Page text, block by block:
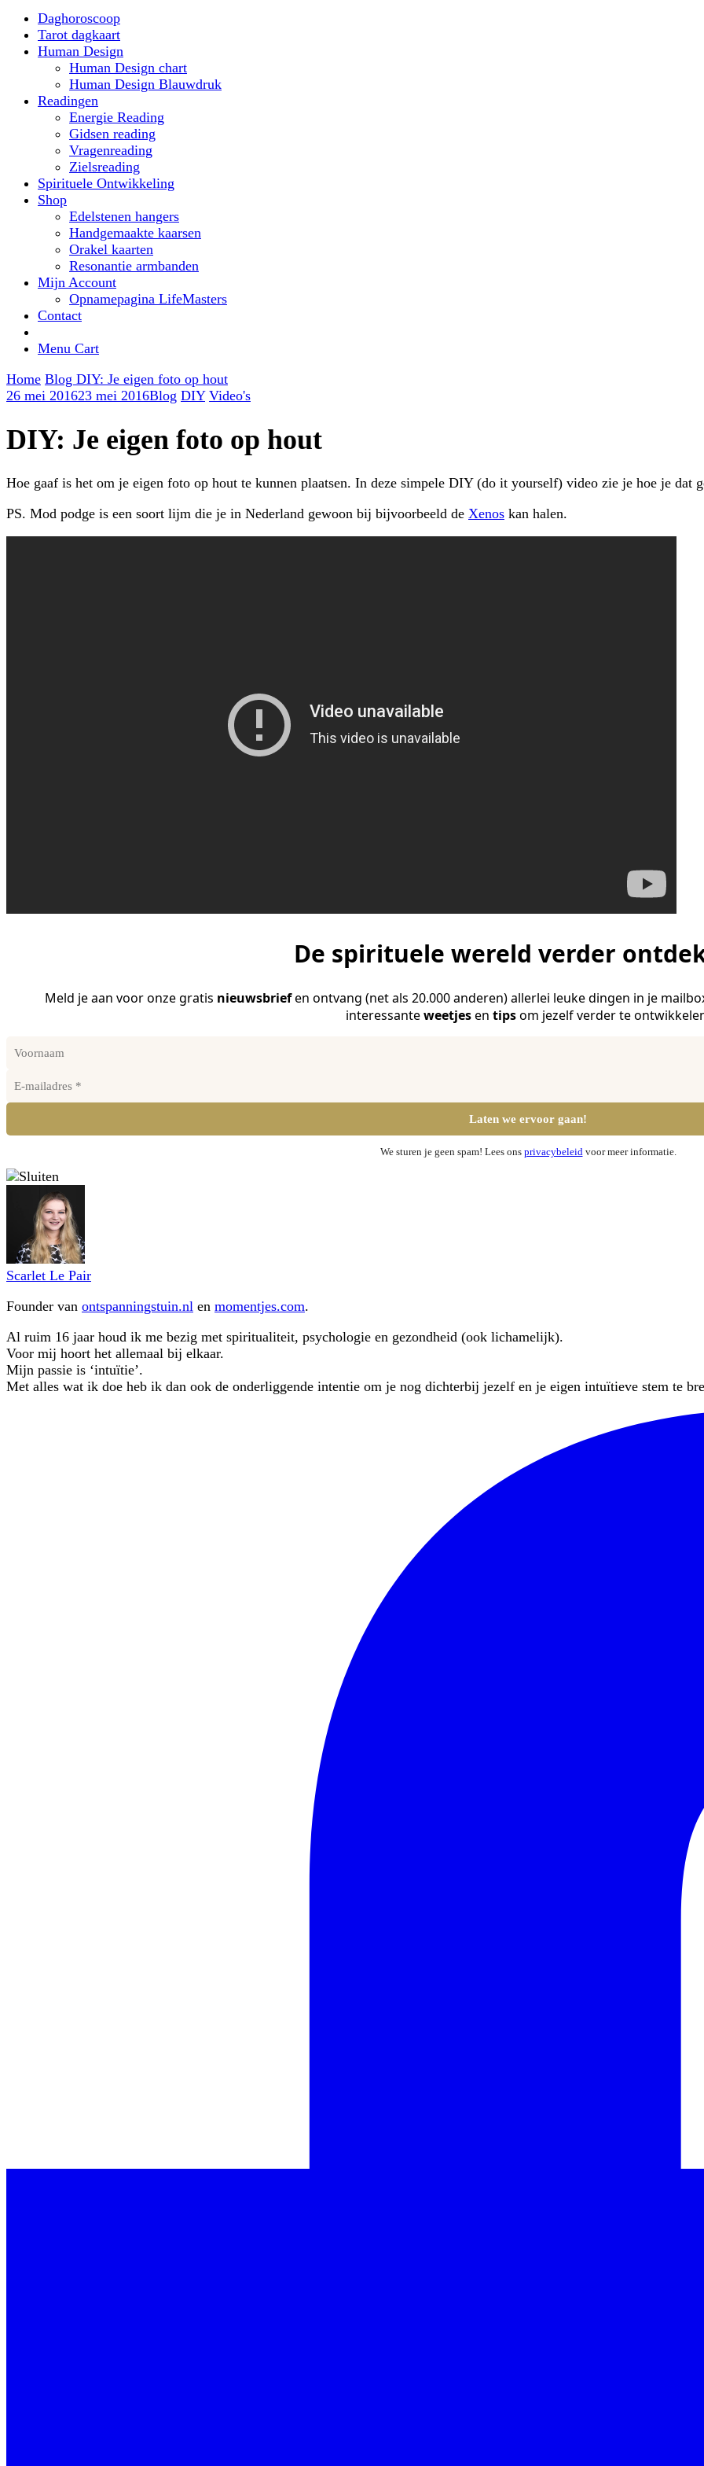
Daghoroscoop
Tarot dagkaart
Human Design
Human Design chart
Human Design Blauwdruk
Readingen
Energie Reading
Gidsen reading
Vragenreading
Zielsreading
Spirituele Ontwikkeling
Shop
Edelstenen hangers
Handgemaakte kaarsen
Orakel kaarten
Resonantie armbanden
Mijn Account
Opnamepagina LifeMasters
Contact
Menu Cart
Home Blog DIY: Je eigen foto op hout
26 mei 201623 mei 2016Blog DIY Video's
DIY: Je eigen foto op hout
Hoe gaaf is het om je eigen foto op hout te kunnen plaatsen. In deze simpele DIY (do it yourself) video zie je hoe je dat
PS. Mod podge is een soort lijm die je in Nederland gewoon bij bijvoorbeeld de Xenos kan halen.
De spirituele wereld verder
Meld je aan voor onze gratis nieuwsbriefen ontvang (net als 20.000 anderen) allerlei leuke dingen in je
interessanteweetjesen tipsom jezelf verder te
We sturen je geen spam! Lees ons privacybeleidvoor meer informatie.
Scarlet Le Pair
Founder van ontspanningstuin.nl en momentjes.com.
Al ruim 16 jaar houd ik me bezig met spiritualiteit, psychologie en gezondheid (ook lichamelijk).
Voor mij hoort het allemaal bij elkaar.
Mijn passie is ‘intuïtie’.
Met alles wat ik doe heb ik dan ook de onderliggende intentie om je nog dichterbij jezelf en je eigen intuïtieve stem te